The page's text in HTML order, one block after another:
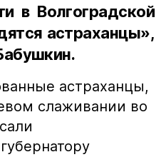
в Волгоградской
астраханцы»,
астраханцы,
слаживании во